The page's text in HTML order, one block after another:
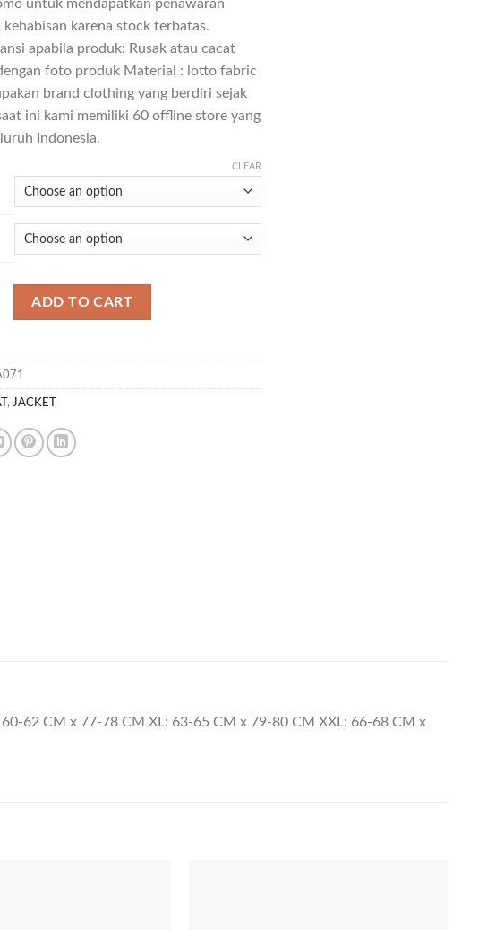
untuk mendapatkan penawaran
karena stock terbatas.
apabila produk: Rusak atau cacat
foto produk Material : lotto fabric
brand clothing yang berdiri sejak
ini kami memiliki 60 offline store yang
Indonesia.
CLEAR
ADD TO CART
, JACKET
62 CM x 77-78 CM XL: 63-65 CM x 79-80 CM XXL: 66-68 CM x